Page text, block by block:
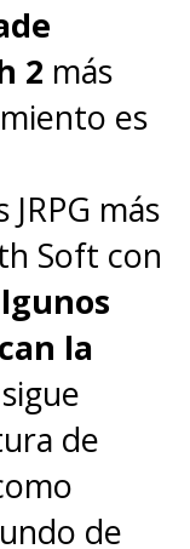
y
traje
El
en las
cuando
2 más
es
más
Soft con
la
de
de